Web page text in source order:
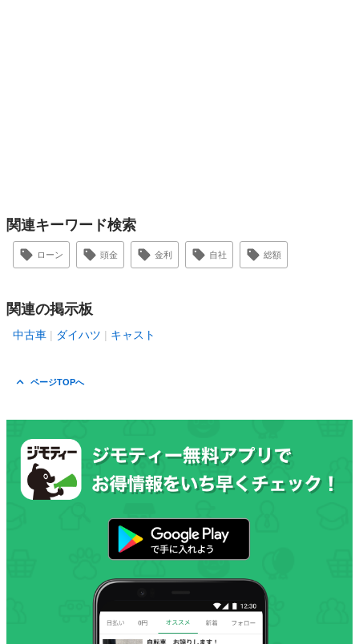
関連キーワード検索
ローン 頭金 金利 自社 総額
関連の掲示板
中古車 ダイハツ キャスト
ページTOPへ